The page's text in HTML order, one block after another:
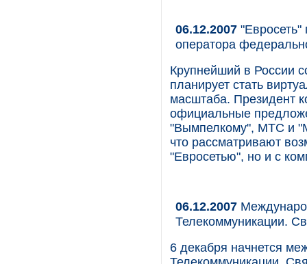
06.12.2007 "Евросеть"
оператора
Крупнейший в России
планирует стать
масштаба. Президент
официальные
"Вымпелкому", МТС и
что рассматривают
"Евросетью", но и с
06.12.2007
Телекоммуникации.
6 декабря начнется